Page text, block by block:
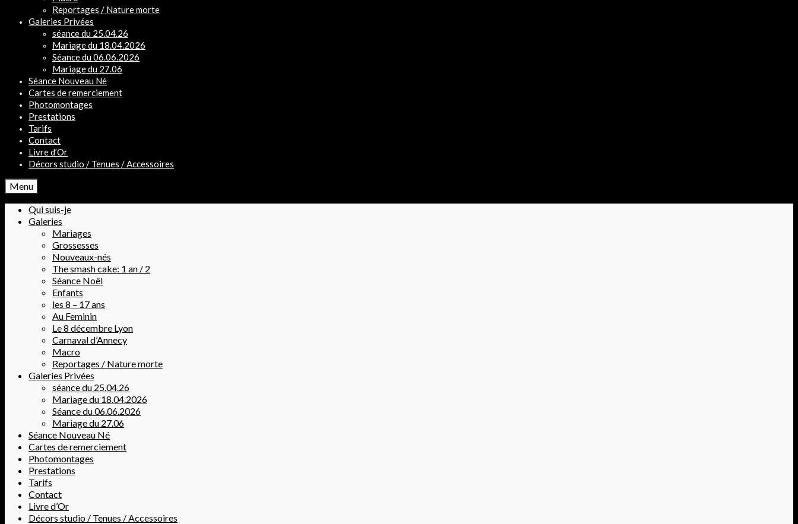
Reportages / Nature morte
Galeries Privées
séance du 25.04.26
Mariage du 18.04.2026
Séance du 06.06.2026
Mariage du 27.06
Séance Nouveau Né
Cartes de remerciement
Photomontages
Prestations
Tarifs
Contact
Livre d’Or
Décors studio / Tenues / Accessoires
Menu
Qui suis-je
Galeries
Mariages
Grossesses
Nouveaux-nés
The smash cake: 1 an / 2
Séance Noël
Enfants
les 8 – 17 ans
Au Feminin
Le 8 décembre Lyon
Carnaval d’Annecy
Macro
Reportages / Nature morte
Galeries Privées
séance du 25.04.26
Mariage du 18.04.2026
Séance du 06.06.2026
Mariage du 27.06
Séance Nouveau Né
Cartes de remerciement
Photomontages
Prestations
Tarifs
Contact
Livre d’Or
Décors studio / Tenues / Accessoires